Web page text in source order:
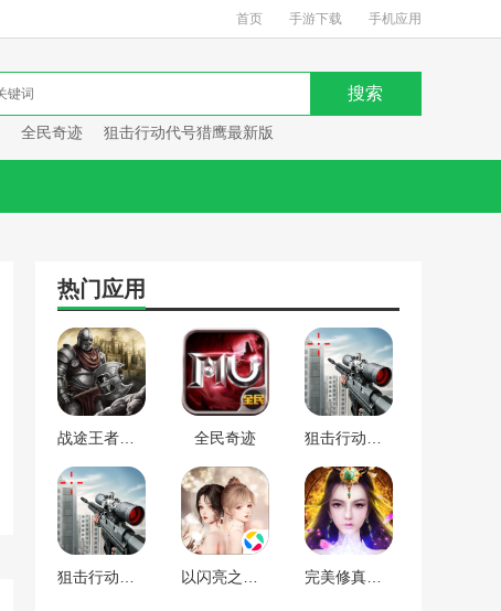
首页 手游下载 手机应用
全民奇迹 狙击行动代号猎鹰最新版
热门应用
全民奇迹